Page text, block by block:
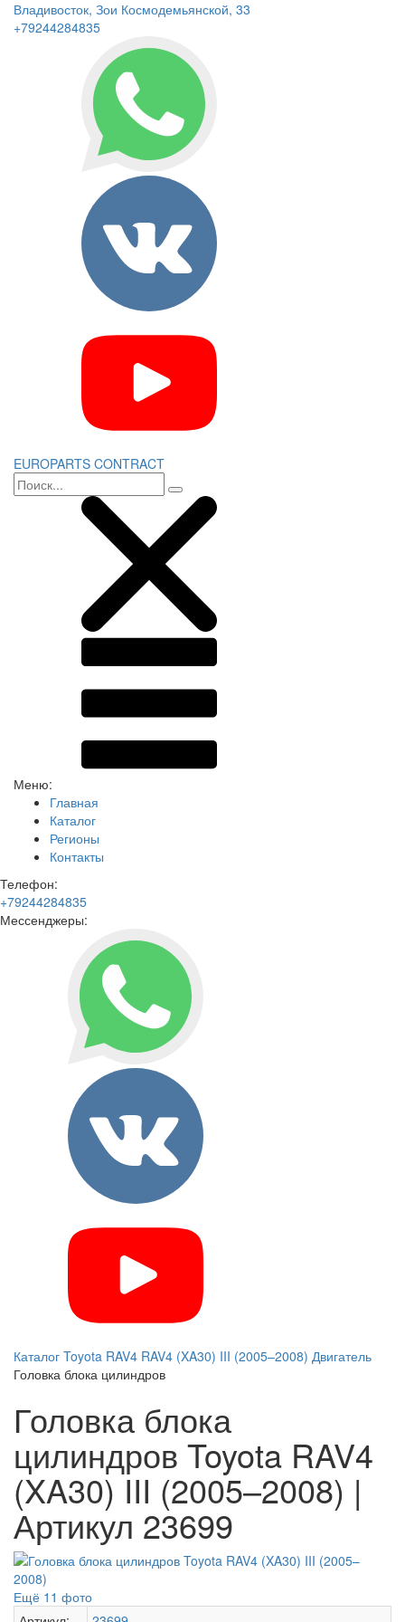
Владивосток, Зои Космодемьянской, 33
+79244284835
EUROPARTS CONTRACT
Меню:
Главная
Каталог
Регионы
Контакты
Телефон:
+79244284835
Мессенджеры:
Каталог Toyota RAV4 RAV4 (XA30) III (2005–2008) Двигатель
Головка блока цилиндров
Головка блока
цилиндров Toyota RAV4
(XA30) III (2005–2008) |
Артикул 23699
Ещё 11 фото